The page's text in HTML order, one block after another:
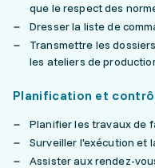
que le respect des
Dresser la liste de
Transmettre les
les ateliers de
Planification et
Planifier les travaux de
Surveiller l'exécution et
Assister aux rendez-